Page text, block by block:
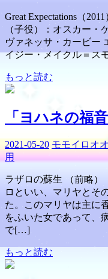
Great Expectations（
（子役）：オスカー・
ヴァネッサ・カービー
イジー・メイクル＝ス
もっと読む
「ヨハネの福
2021-05-20 モモイロオ
用
ラザロの蘇生 （前略
ロといい、マリヤとそ
た。このマリヤは主に
をふいた女であって、
で[…]
もっと読む